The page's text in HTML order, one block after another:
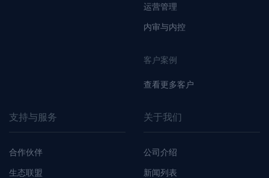
运营管理
内审与内控
客户案例
查看更多客户
支持与服务
合作伙伴
生态联盟
关于我们
公司介绍
新闻列表